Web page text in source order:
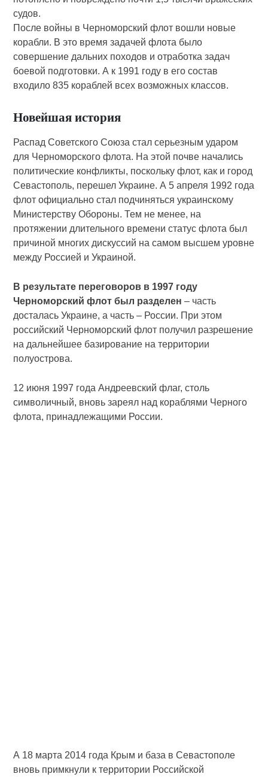
судов.
После войны в Черноморский флот вошли новые
корабли. В это время задачей флота было
совершение дальних походов и отработка задач
боевой подготовки. А к 1991 году в его состав
входило 835 кораблей всех возможных классов.
Новейшая история
Распад Советского Союза стал серьезным ударом
для Черноморского флота. На этой почве начались
политические конфликты, поскольку флот, как и город
Севастополь, перешел Украине. А 5 апреля 1992 года
флот официально стал подчиняться украинскому
Министерству Обороны. Тем не менее, на
протяжении длительного времени статус флота был
причиной многих дискуссий на самом высшем уровне
между Россией и Украиной.
В результате переговоров в 1997 году
Черноморский флот был разделен – часть
досталась Украине, а часть – России. При этом
российский Черноморский флот получил разрешение
на дальнейшее базирование на территории
полуострова.
12 июня 1997 года Андреевский флаг, столь
символичный, вновь зареял над кораблями Черного
флота, принадлежащими России.
А 18 марта 2014 года Крым и база в Севастополе
вновь примкнули к территории Российской